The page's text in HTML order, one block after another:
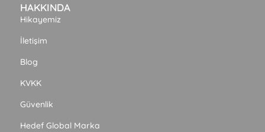
HAKKINDA
Hikayemiz
İletişim
Blog
KVKK
Güvenlik
Hedef Global Marka